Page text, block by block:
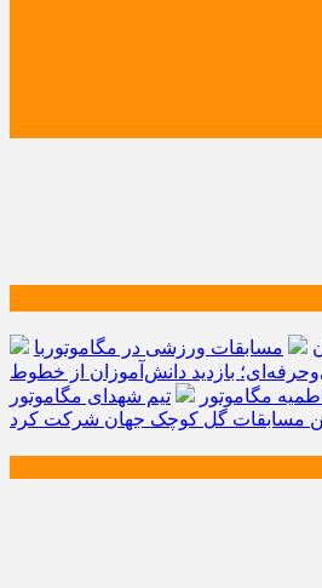
مسابقات ورزشی در مگاموتوربا
بازدید دانش‌آموزان از خطوط
مگاموتور
تیم شهدای مگاموتور
مسابقات گل کوچک جهان شرکت کرد